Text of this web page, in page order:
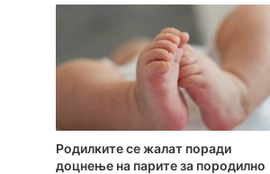
Родилките се жалат поради
доцнење на парите за породилно